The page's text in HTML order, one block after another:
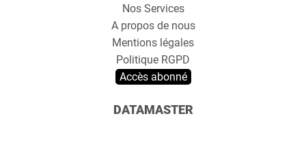
Nos Services
A propos de nous
Mentions légales
Politique RGPD
Accès abonné
DATAMASTER